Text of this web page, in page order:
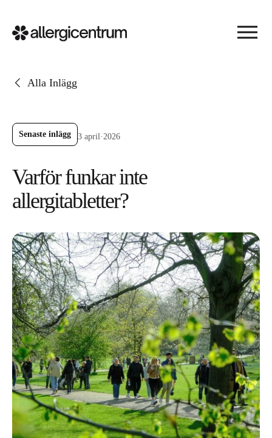
Alla Inlägg
Senaste inlägg 3 april · 2026
Varför funkar inte
allergitabletter?